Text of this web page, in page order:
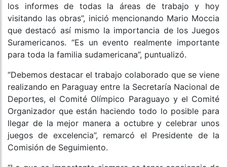
los informes de todas la áreas de trabajo y hoy
visitando las obras”, inició mencionando Mario Moccia
que destacó así mismo la importancia de los Juegos
Suramericanos. “Es un evento realmente importante
para toda la familia sudamericana”, puntualizó.
“Debemos destacar el trabajo colaborado que se viene
realizando en Paraguay entre la Secretaría Nacional de
Deportes, el Comité Olímpico Paraguayo y el Comité
Organizador que están haciendo todo lo posible para
llegar de la mejor manera a octubre y celebrar unos
juegos de excelencia”, remarcó el Presidente de la
Comisión de Seguimiento.